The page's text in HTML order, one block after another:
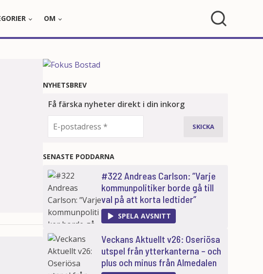
OM
NYHETSBREV
SENASTE PODDARNA
#322 Andreas Carlson: ”Varje
kommunpolitiker borde gå till
val på att korta ledtider”
SPELA AVSNITT
Veckans Aktuellt v26: Oseriösa
utspel från ytterkanterna – och
plus och minus från Almedalen